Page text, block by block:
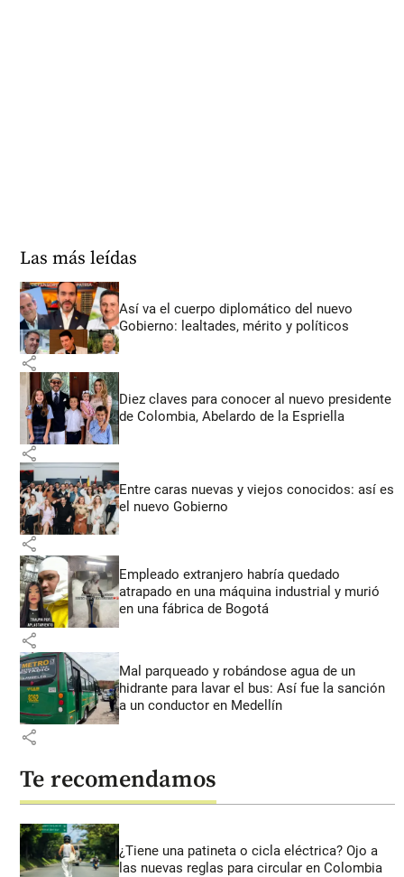
Las más leídas
Así va el cuerpo diplomático del nuevo
Gobierno: lealtades, mérito y políticos
share
Diez claves para conocer al nuevo presidente
de Colombia, Abelardo de la Espriella
share
Entre caras nuevas y viejos conocidos: así es
el nuevo Gobierno
share
Empleado extranjero habría quedado
atrapado en una máquina industrial y murió
en una fábrica de Bogotá
share
Mal parqueado y robándose agua de un
hidrante para lavar el bus: Así fue la sanción
a un conductor en Medellín
share
Te recomendamos
¿Tiene una patineta o cicla eléctrica? Ojo a
las nuevas reglas para circular en Colombia